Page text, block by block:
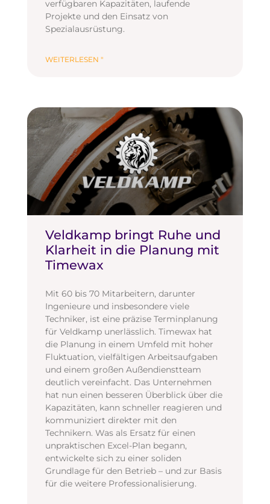
verfügbaren Kapazitäten, laufende
Projekte und den Einsatz von
Spezialausrüstung.
WEITERLESEN "
Veldkamp bringt Ruhe und
Klarheit in die Planung mit
Timewax
Mit 60 bis 70 Mitarbeitern, darunter
Ingenieure und insbesondere viele
Techniker, ist eine präzise Terminplanung
für Veldkamp unerlässlich. Timewax hat
die Planung in einem Umfeld mit hoher
Fluktuation, vielfältigen Arbeitsaufgaben
und einem großen Außendienstteam
deutlich vereinfacht. Das Unternehmen
hat nun einen besseren Überblick über die
Kapazitäten, kann schneller reagieren und
kommuniziert direkter mit den
Technikern. Was als Ersatz für einen
unpraktischen Excel-Plan begann,
entwickelte sich zu einer soliden
Grundlage für den Betrieb – und zur Basis
für die weitere Professionalisierung.